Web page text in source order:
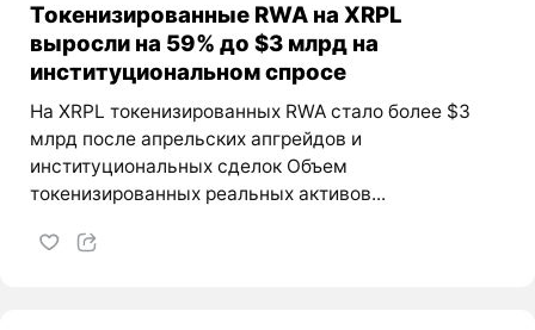
Токенизированные RWA на XRPL
выросли на 59% до $3 млрд на
институциональном спросе
На XRPL токенизированных RWA стало более $3
млрд после апрельских апгрейдов и
институциональных сделок Объем
токенизированных реальных активов...